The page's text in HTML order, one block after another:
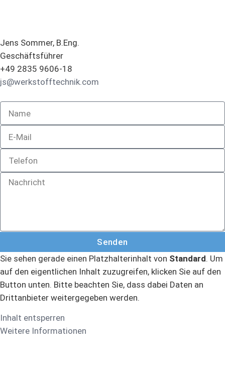
Jens Sommer, B.Eng.
Geschäftsführer
+49 2835 9606-18
js@werkstofftechnik.com
Senden
Sie sehen gerade einen Platzhalterinhalt von Standard. Um
auf den eigentlichen Inhalt zuzugreifen, klicken Sie auf den
Button unten. Bitte beachten Sie, dass dabei Daten an
Drittanbieter weitergegeben werden.
Inhalt entsperren
Weitere Informationen